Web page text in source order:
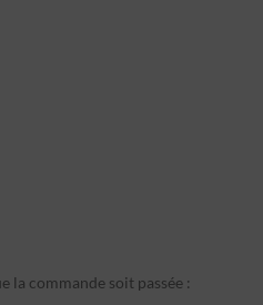
la commande soit passée :